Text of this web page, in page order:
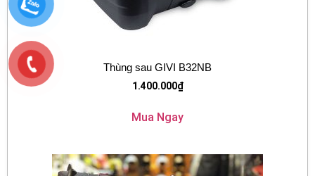
Thùng sau GIVI B32NB
1.400.000₫
Mua Ngay